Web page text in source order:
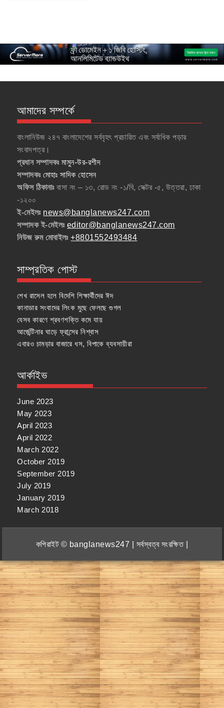
আমাদের সম্পর্কে
বাংলানিউজ ২৪৭ বাংলাদেশের সর্ববৃহৎ প্রচারিত এবং সর্বাধিক পড়ার
সংবাদপত্র।
প্রধান সম্পাদকঃমামুন-উর-রশীদ
সম্পাদকঃ মোহাঃ সাদিক হোসেন
অফিস ঠিকানাঃবাসা নং – ১৩, রোড নং -১/বি, সেক্টর -৫, উত্তরা, ঢাকা
-১২০০
ই-মেইলঃ news@banglanews247.com
সম্পাদক ই-মেইলঃ editor@banglanews247.com
নিউজ রুম মোবাইলঃ+8801552493484
সাম্প্রতিক পোস্ট
শেখ রাসেল হলে বিদেশি শিক্ষার্থীদের ঈদ
কানাডার সংবাদের লিংক মুছে ফেলছে গুগল
যেসব কারণে শ্রবণশক্তি কমে যায়
আর্জেন্টিনার ঘাড়ে ফ্রান্সের নিশ্বাস
এবারও চামড়ার বাজারে ধস, বিপাকে ব্যবসায়ীরা
আর্কাইভ
June 2023
May 2023
April 2023
April 2022
March 2022
October 2019
September 2019
July 2019
January 2019
March 2018
কপিরাইট © banglanews247 | সর্বস্বত্ব সংরক্ষিত |